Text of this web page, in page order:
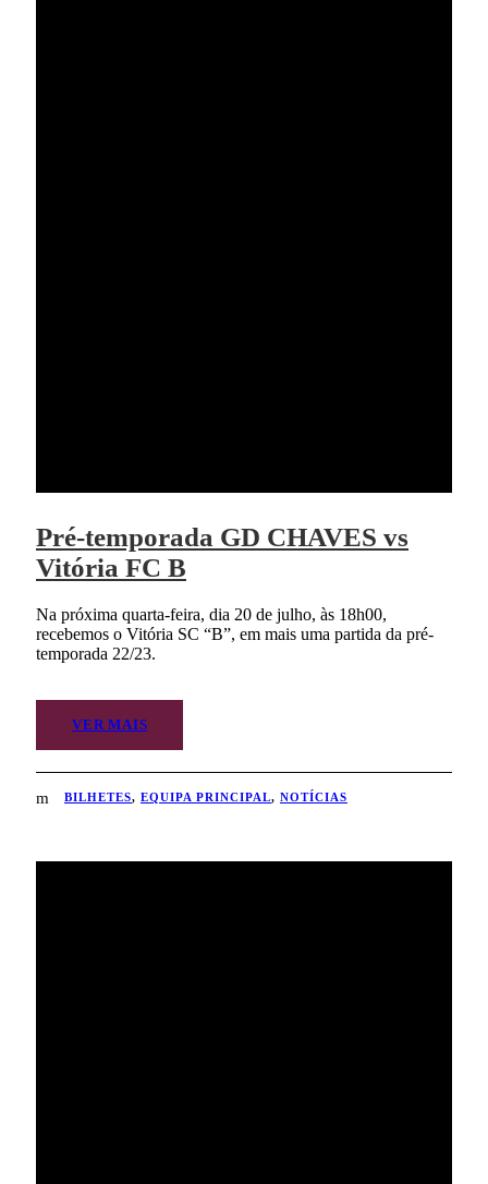
Pré-temporada GD CHAVES vs
Vitória FC B
Na próxima quarta-feira, dia 20 de julho, às 18h00,
recebemos o Vitória SC “B”, em mais uma partida da pré-
temporada 22/23.
VER MAIS
BILHETES, EQUIPA PRINCIPAL, NOTÍCIAS